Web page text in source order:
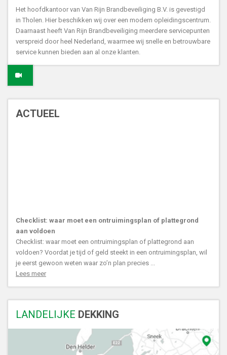
Het hoofdkantoor van Van Rijn Brandbeveiliging B.V. is gevestigd
in Tholen. Hier beschikken wij over een modern opleidingscentrum.
Daarnaast heeft Van Rijn Brandbeveiliging meerdere servicepunten
verspreid door heel Nederland, waarmee wij snelle en betrouwbare
service kunnen bieden aan al onze klanten.
ACTUEEL
Checklist: waar moet een ontruimingsplan of plattegrond
aan voldoen
Checklist: waar moet een ontruimingsplan of plattegrond aan
voldoen? Voordat je tijd of geld steekt in een ontruimingsplan, wil
je eerst gewoon weten waar zo’n plan precies ...
Lees meer
LANDELIJKE DEKKING